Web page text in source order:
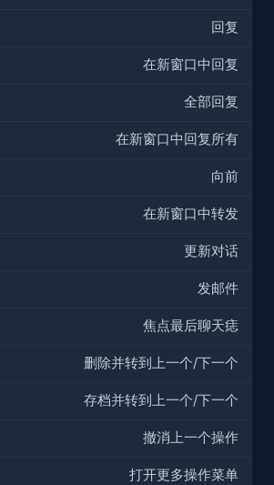
回复
在新窗口中回复
全部回复
在新窗口中回复所有
向前
在新窗口中转发
更新对话
发邮件
焦点最后聊天痣
删除并转到上一个/下一个
存档并转到上一个/下一个
撤消上一个操作
打开更多操作菜单